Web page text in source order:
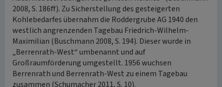
2008, S. 186ff). Zu Sicherstellung des gesteigerten
Kohlebedarfes übernahm die Roddergrube AG 1940 den
westlich angrenzenden Tagebau Friedrich-Wilhelm-
Maximilian (Buschmann 2008, S. 194). Dieser wurde in
„Berrenrath-West“ umbenannt und auf
Großraumförderung umgestellt. 1956 wuchsen
Berrenrath und Berrenrath-West zu einem Tagebau
zusammen (Schumacher 2011, S. 10).